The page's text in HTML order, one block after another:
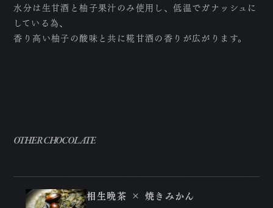
水分は生甘酒と柚子果汁のみ使用し、低温でガナッシュに
している為、
香り高い柚子の酸味と共に糀甘酒の香りが広がります。
OTHER CHOCOLATE
相生晩茶 × 焼きみかん